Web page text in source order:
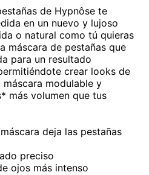
de Hypnôse te
en un nuevo y lujoso
o natural como tú quieras
máscara de pestañas que
para un resultado
crear looks de
modulable y
más volumen que tus
deja las pestañas
preciso
ojos más intenso